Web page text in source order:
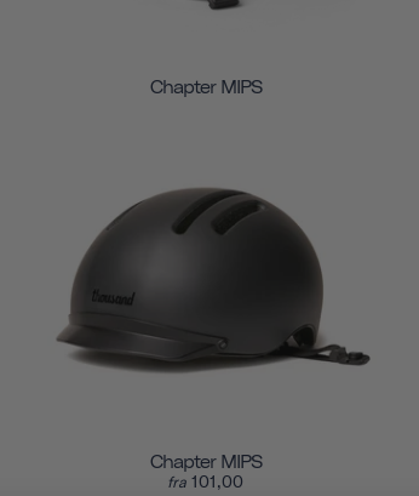
Chapter MIPS
Chapter MIPS
fra 101,00